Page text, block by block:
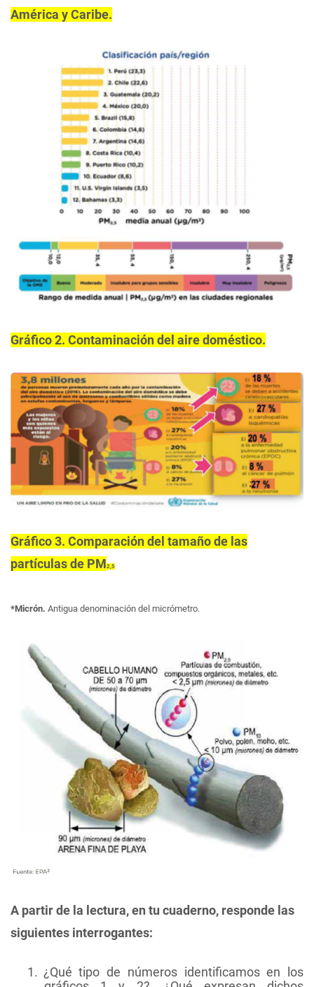
América y Caribe.
Gráfico 2. Contaminación del aire doméstico.
Gráfico 3. Comparación del tamaño de las
partículas de PM2,5
*Micrón. Antigua denominación del micrómetro.
A partir de la lectura, en tu cuaderno, responde las
siguientes interrogantes:
1. ¿Qué tipo de números identificamos en los